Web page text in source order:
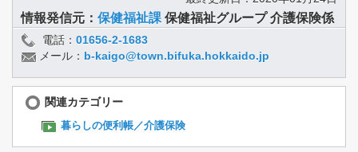
情報発信元： 保健福祉課 保健福祉グループ 介護保険係
電話： 01656-2-1683
メール： b-kaigo@town.bifuka.hokkaido.jp
関連カテゴリー
暮らしの便利帳／介護保険